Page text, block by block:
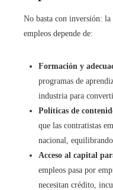
No basta con inversión:
empleos depende de:
Formación y
programas de
industria para
Políticas de
que las contratistas
nacional,
Acceso al capital
empleos pasa por
necesitan crédito,